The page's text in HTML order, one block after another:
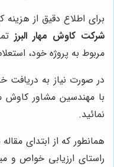
برای اطلاع دقیق از
شرکت کاوش مهار البرز
مربوط به پروژه خود،
در صورت نیاز به دریافت
با مهندسین مشاور
نمائید.
همانطور که از ابتدای
راستای ارزیابی خواص و